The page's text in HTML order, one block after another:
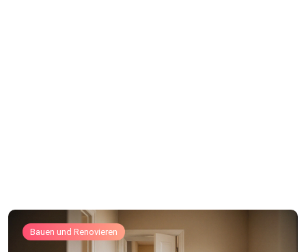
Bauen und Renovieren